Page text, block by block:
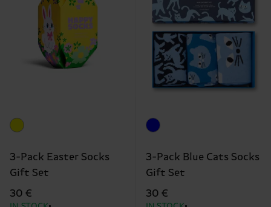
3-Pack Easter Socks
Gift Set
30 €
3-Pack Blue Cats Socks
Gift Set
30 €